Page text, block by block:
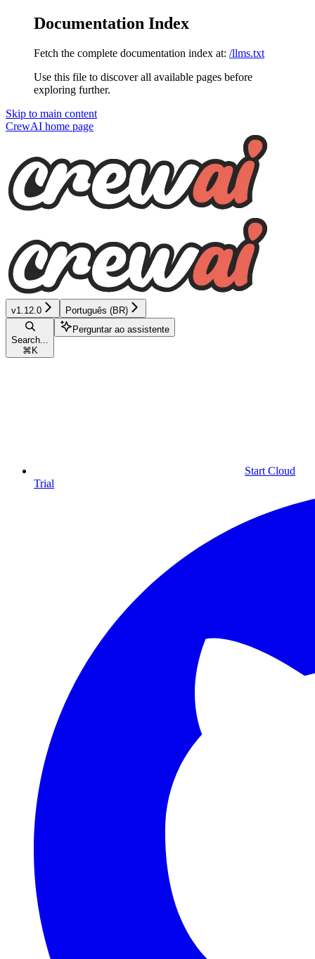
Documentation Index
Fetch the complete documentation index at: /llms.txt
Use this file to discover all available pages before
exploring further.
Skip to main content
CrewAI home page
v1.12.0 Português (BR)
Search...
⌘ K
Perguntar ao assistente
Start Cloud
Trial